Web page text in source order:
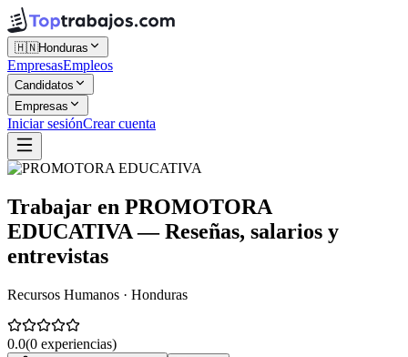
🇭🇳Honduras
EmpresasEmpleos
Candidatos
Empresas
Iniciar sesiónCrear cuenta
Trabajar en PROMOTORA
EDUCATIVA— Reseñas, salarios y
entrevistas
Recursos Humanos · Honduras
0.0(0 experiencias)